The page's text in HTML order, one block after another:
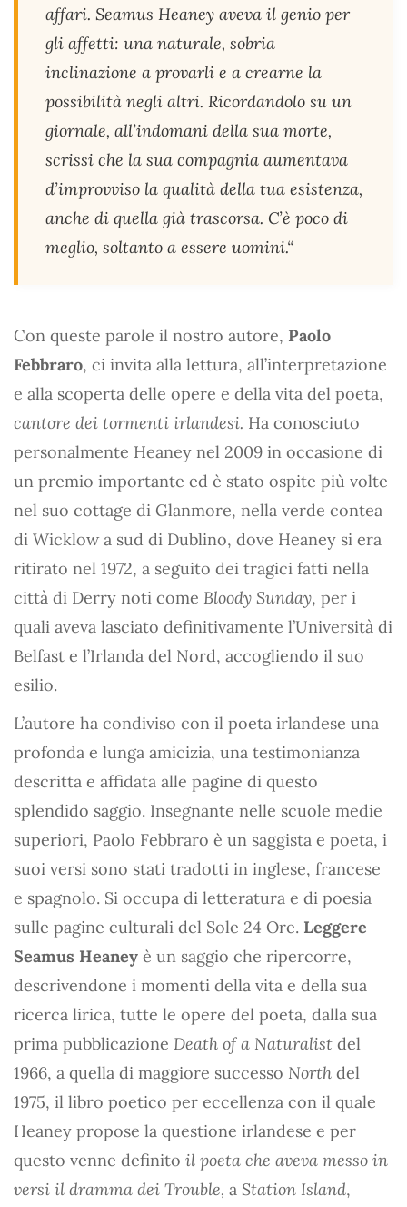
affari. Seamus Heaney aveva il genio per
gli affetti: una naturale, sobria
inclinazione a provarli e a crearne la
possibilità negli altri. Ricordandolo su un
giornale, all’indomani della sua morte,
scrissi che la sua compagnia aumentava
d’improvviso la qualità della tua esistenza,
anche di quella già trascorsa. C’è poco di
meglio, soltanto a essere uomini.“
Con queste parole il nostro autore, Paolo
Febbraro, ci invita alla lettura, all’interpretazione
e alla scoperta delle opere e della vita del poeta,
cantore dei tormenti irlandesi. Ha conosciuto
personalmente Heaney nel 2009 in occasione di
un premio importante ed è stato ospite più volte
nel suo cottage di Glanmore, nella verde contea
di Wicklow a sud di Dublino, dove Heaney si era
ritirato nel 1972, a seguito dei tragici fatti nella
città di Derry noti come Bloody Sunday, per i
quali aveva lasciato definitivamente l’Università di
Belfast e l’Irlanda del Nord, accogliendo il suo
esilio.
L’autore ha condiviso con il poeta irlandese una
profonda e lunga amicizia, una testimonianza
descritta e affidata alle pagine di questo
splendido saggio. Insegnante nelle scuole medie
superiori, Paolo Febbraro è un saggista e poeta, i
suoi versi sono stati tradotti in inglese, francese
e spagnolo. Si occupa di letteratura e di poesia
sulle pagine culturali del Sole 24 Ore. Leggere
Seamus Heaney è un saggio che ripercorre,
descrivendone i momenti della vita e della sua
ricerca lirica, tutte le opere del poeta, dalla sua
prima pubblicazione Death of a Naturalist del
1966, a quella di maggiore successo North del
1975, il libro poetico per eccellenza con il quale
Heaney propose la questione irlandese e per
questo venne definito il poeta che aveva messo in
versi il dramma dei Trouble, a Station Island,